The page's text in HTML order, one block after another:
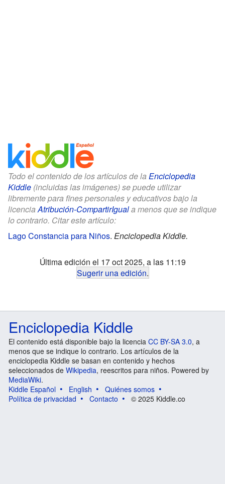
Todo el contenido de los artículos de la Enciclopedia
Kiddle (incluidas las imágenes) se puede utilizar
libremente para fines personales y educativos bajo la
licenciaAtribución-CompartirIguala menos que se indique
lo contrario. Citar este artículo:
Lago Constancia para Niños. Enciclopedia Kiddle.
Última edición el 17 oct 2025, a las 11:19
Sugerir una edición.
Enciclopedia Kiddle
El contenido está disponible bajo la licencia CC BY-SA 3.0, a
menos que se indique lo contrario. Los artículos de la
enciclopedia Kiddle se basan en contenido y hechos
seleccionados de Wikipedia, reescritos para niños. Powered by
MediaWiki.
Kiddle Español
English
Quiénes somos
Política de privacidad
Contacto © 2025 Kiddle.co